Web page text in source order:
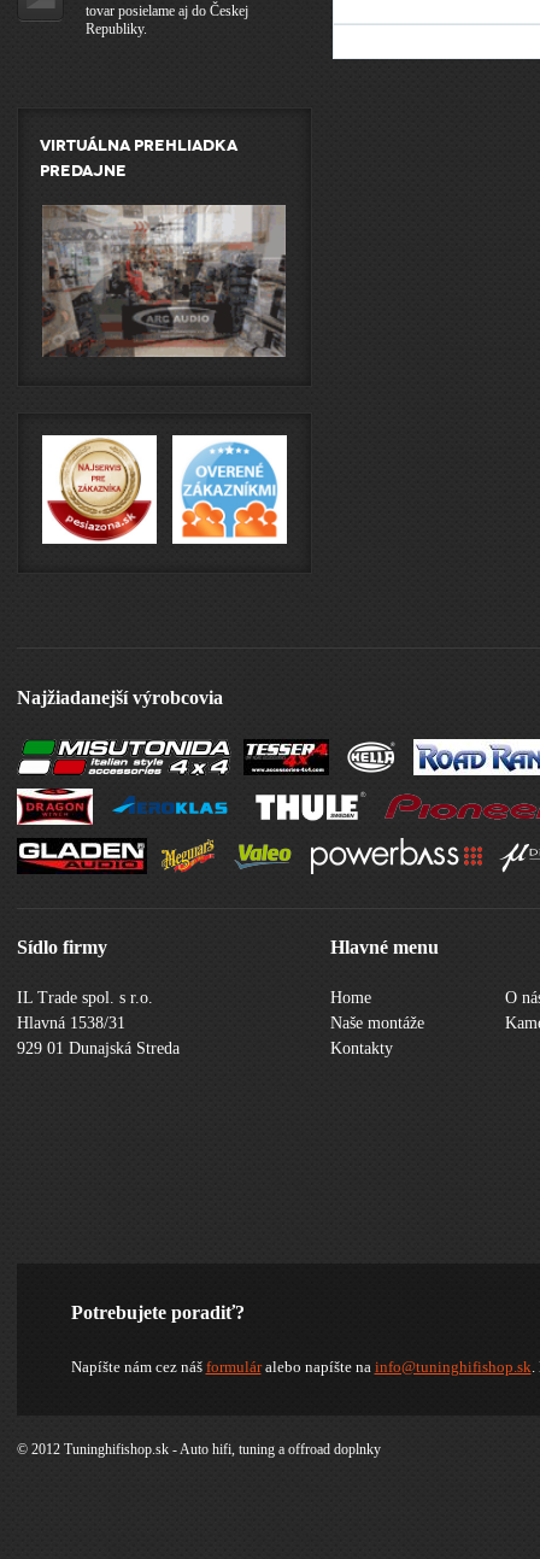
tovar posielame aj do Českej
Republiky.
Virtuálna prehliadka
predajne
Najžiadanejší výrobcovia
Sídlo firmy
IL Trade spol. s r.o.
Hlavná 1538/31
929 01 Dunajská Streda
Hlavné menu
Home
O
Naše montáže
Kontakty
Potrebujete poradiť?
Napíšte nám cez náš formuláralebo napíšte na info@tuninghifishop.sk.
© 2012 Tuninghifishop.sk - Auto hifi, tuning a offroad doplnky